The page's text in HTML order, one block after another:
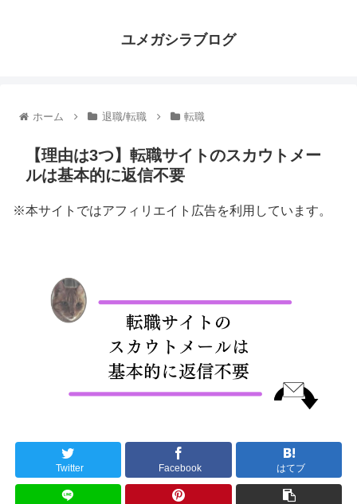
ユメガシラブログ
ホーム 退職/転職 転職
【理由は3つ】転職サイトのスカウトメー
ルは基本的に返信不要
※本サイトではアフィリエイト広告を利用しています。
Twitter Facebook はてブ